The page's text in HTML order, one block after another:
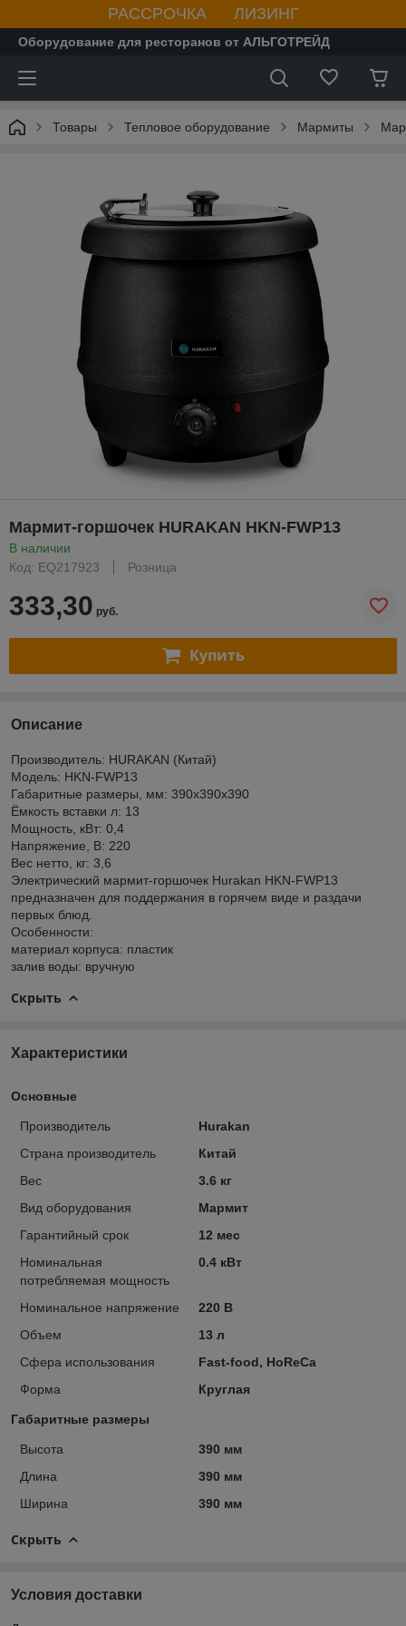
РАССРОЧКА ЛИЗИНГ
Оборудование для ресторанов от АЛЬГОТРЕЙД
Товары Тепловое оборудование Мармиты
Мармит-горшочек HURAKAN HKN-FWP13
В наличии
Код: EQ217923
Розница
333,30 руб.
Купить
Описание
Производитель: HURAKAN (Китай)
Модель: HKN-FWP13
Габаритные размеры, мм: 390x390x390
Ёмкость вставки л: 13
Мощность, кВт: 0,4
Напряжение, В: 220
Вес нетто, кг: 3,6
Электрический мармит-горшочек Hurakan HKN-FWP13
предназначен для поддержания в горячем виде и раздачи
первых блюд.
Особенности:
материал корпуса: пластик
залив воды: вручную
Скрыть
Характеристики
Основные
Производитель
Hurakan
Страна производитель
Китай
Вес
3.6 кг
Вид оборудования
Мармит
Гарантийный срок
12 мес
Номинальная
потребляемая мощность
0.4 кВт
Номинальное напряжение
220 В
Объем
13 л
Сфера использования
Fast-food, HoReCa
Форма
Круглая
Габаритные размеры
Высота
390 мм
Длина
390 мм
Ширина
390 мм
Скрыть
Условия доставки